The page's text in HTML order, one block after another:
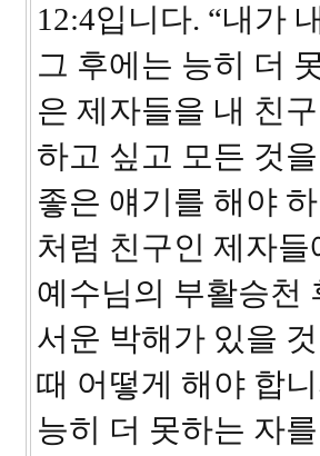
12:4입니다. “내가
그 후에는 능히 더
은 제자들을 내 친
하고 싶고 모든 것
좋은 얘기를 해야
처럼 친구인 제자
예수님의 부활승천
서운 박해가 있을
때 어떻게 해야 합
능히 더 못하는 자